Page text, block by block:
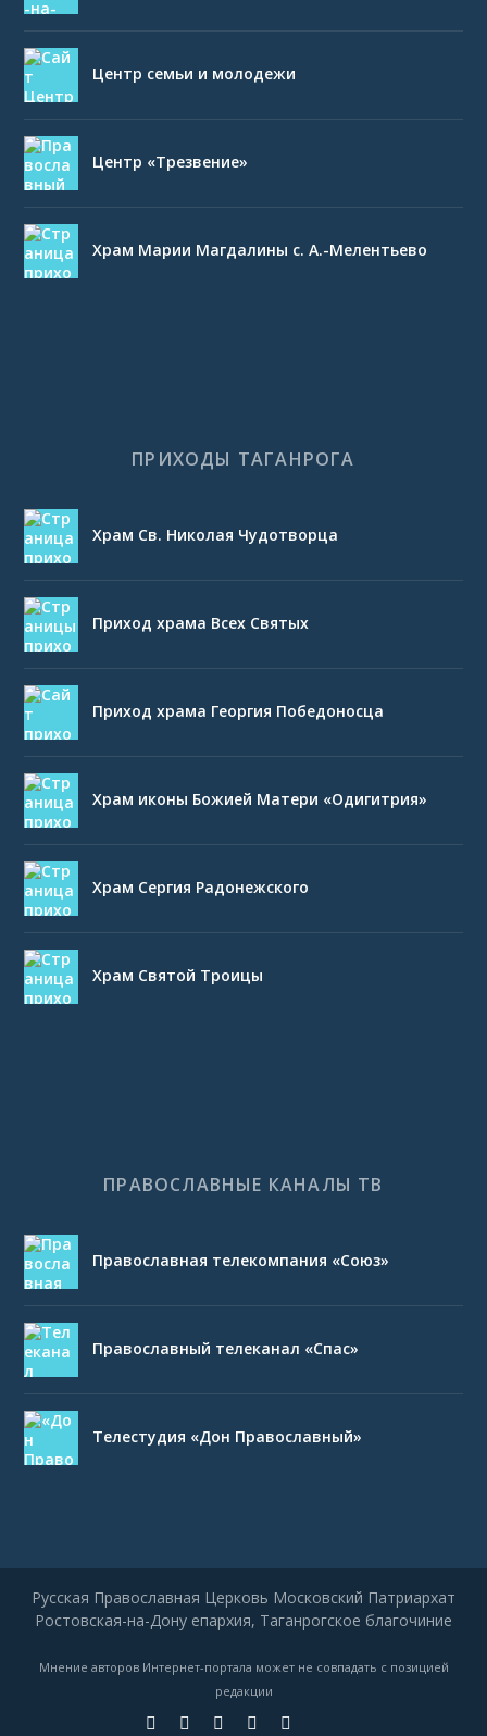
Центр семьи и молодежи
Центр «Трезвение»
Храм Марии Магдалины с. А.-Мелентьево
ПРИХОДЫ ТАГАНРОГА
Храм Св. Николая Чудотворца
Приход храма Всех Святых
Приход храма Георгия Победоносца
Храм иконы Божией Матери «Одигитрия»
Храм Сергия Радонежского
Храм Святой Троицы
ПРАВОСЛАВНЫЕ КАНАЛЫ ТВ
Православная телекомпания «Союз»
Православный телеканал «Спас»
Телестудия «Дон Православный»
Русская Православная Церковь Московский Патриархат
Ростовская-на-Дону епархия, Таганрогское благочиние
Мнение авторов Интернет-портала может не совпадать с позицией
редакции